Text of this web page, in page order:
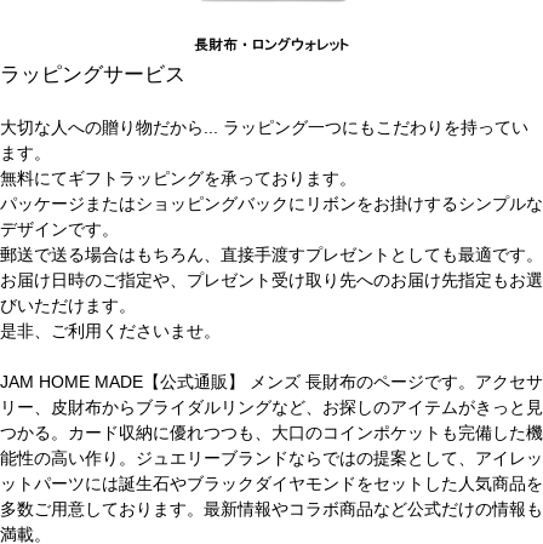
ラッピングサービス
大切な人への贈り物だから... ラッピング一つにもこだわりを持ってい
ます。
無料にてギフトラッピングを承っております。
パッケージまたはショッピングバックにリボンをお掛けするシンプルな
デザインです。
郵送で送る場合はもちろん、直接手渡すプレゼントとしても最適です。
お届け日時のご指定や、プレゼント受け取り先へのお届け先指定もお選
びいただけます。
是非、ご利用くださいませ。
JAM HOME MADE【公式通販】 メンズ 長財布のページです。アクセサ
リー、皮財布からブライダルリングなど、お探しのアイテムがきっと見
つかる。カード収納に優れつつも、大口のコインポケットも完備した機
能性の高い作り。ジュエリーブランドならではの提案として、アイレッ
ットパーツには誕生石やブラックダイヤモンドをセットした人気商品を
多数ご用意しております。最新情報やコラボ商品など公式だけの情報も
満載。